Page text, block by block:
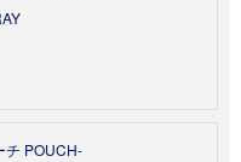
チ POUCH-